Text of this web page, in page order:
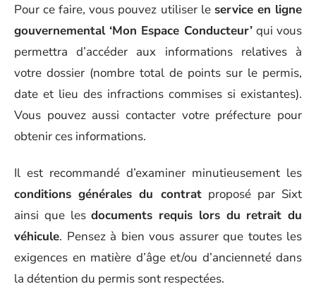
Pour ce faire, vous pouvez utiliser le service en ligne
gouvernemental ‘Mon Espace Conducteur’qui vous
permettra d’accéder aux informations relatives à
votre dossier (nombre total de points sur le permis,
date et lieu des infractions commises si existantes).
Vous pouvez aussi contacter votre préfecture pour
obtenir ces informations.
Il est recommandé d’examiner minutieusement les
conditions générales du contratproposé par Sixt
ainsi que lesdocuments requis lors du retrait du
véhicule. Pensez à bien vous assurer que toutes les
exigences en matière d’âge et/ou d’ancienneté dans
la détention du permis sont respectées.